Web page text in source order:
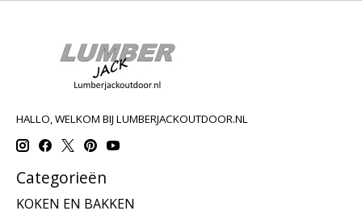
HALLO, WELKOM BIJ LUMBERJACKOUTDOOR.NL
Categorieën
KOKEN EN BAKKEN